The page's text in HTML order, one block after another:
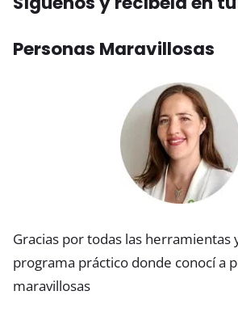
Personas Maravillosas
Gracias por todas las herramientas
programa práctico donde conocí a
maravillosas